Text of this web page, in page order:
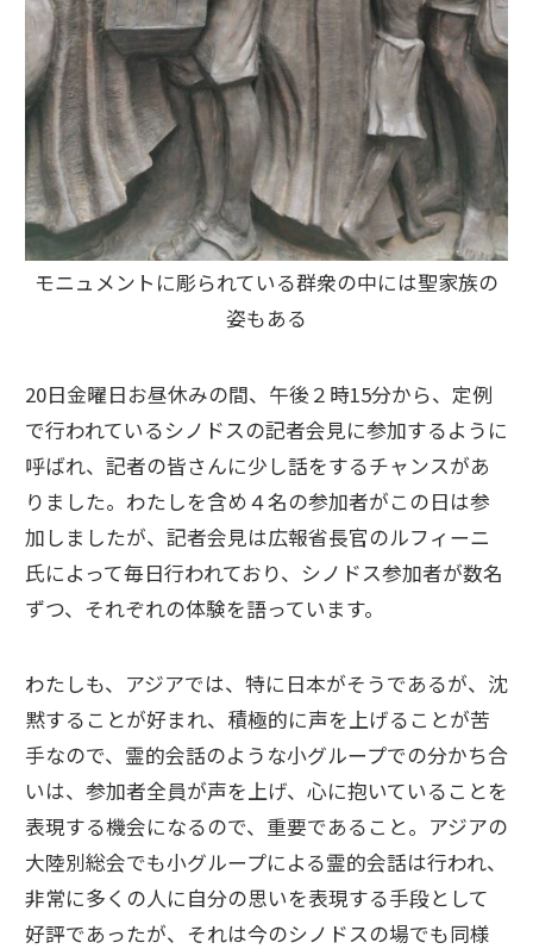
モニュメントに彫られている群衆の中には聖家族の
姿もある
20日金曜日お昼休みの間、午後２時15分から、定例
で行われているシノドスの記者会見に参加するように
呼ばれ、記者の皆さんに少し話をするチャンスがあ
りました。わたしを含め４名の参加者がこの日は参
加しましたが、記者会見は広報省長官のルフィーニ
氏によって毎日行われており、シノドス参加者が数名
ずつ、それぞれの体験を語っています。
わたしも、アジアでは、特に日本がそうであるが、沈
黙することが好まれ、積極的に声を上げることが苦
手なので、霊的会話のような小グループでの分かち合
いは、参加者全員が声を上げ、心に抱いていることを
表現する機会になるので、重要であること。アジアの
大陸別総会でも小グループによる霊的会話は行われ、
非常に多くの人に自分の思いを表現する手段として
好評であったが、それは今のシノドスの場でも同様